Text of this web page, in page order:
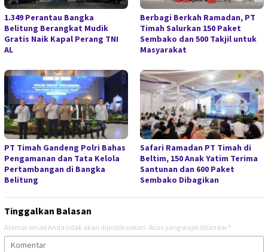
1.349 Perantau Bangka
Belitung Berangkat Mudik
Gratis Naik Kapal Perang TNI
AL
Berbagi Berkah Ramadan, PT
Timah Salurkan 150 Paket
Sembako dan 500 Takjil untuk
Masyarakat
PT Timah Gandeng Polri Bahas
Pengamanan dan Tata Kelola
Pertambangan di Bangka
Belitung
Safari Ramadan PT Timah di
Beltim, 150 Anak Yatim Terima
Santunan dan 600 Paket
Sembako Dibagikan
Tinggalkan Balasan
Alamat email Anda tidak akan dipublikasikan. Ruas yang wajib ditandai *